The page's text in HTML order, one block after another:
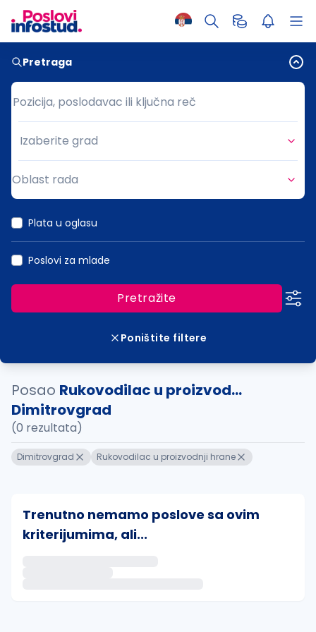
Pretraga
Pozicija, poslodavac ili ključna reč
Pozicija, poslodavac ili ključna reč
Grad
Izaberite grad
Oblast rada
Plata u oglasu
Poslovi za mlade
Pretražite
Poništite filtere
Posao Rukovodilac u proizvod...
Dimitrovgrad
(0 rezultata)
Dimitrovgrad Rukovodilac u proizvodnji hrane
Trenutno nemamo poslove sa ovim
kriterijumima, ali...